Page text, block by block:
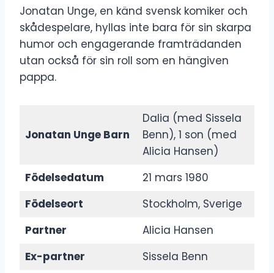
Jonatan Unge, en känd svensk komiker och
skådespelare, hyllas inte bara för sin skarpa
humor och engagerande framträdanden
utan också för sin roll som en hängiven
pappa.
Jonatan Unge Barn
Dalia (med Sissela
Benn), 1 son (med
Alicia Hansen)
Födelsedatum
21 mars 1980
Födelseort
Stockholm, Sverige
Partner
Alicia Hansen
Ex-partner
Sissela Benn